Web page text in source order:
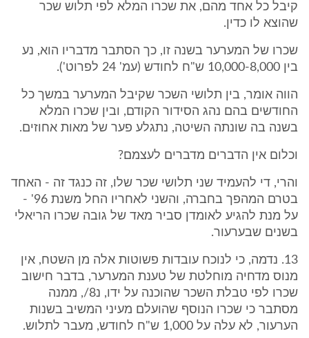
קיבל כל אחד מהם, את שכרו המלא לפי תלוש שכר
שהוצא לו כדין.
שכרו של המערער בשנה זו, כך הסתבר מדבריו הוא, נע
בין 10,000-8,000 ש"ח לחודש (עמ' 24 לפרוט').
הווה אומר, בין תלושי השכר שקיבל המערער במשך כל
החודשים בהם נהג הסידור הקודם, ובין שכרו המלא
בשנה בה שונתה השיטה, נתגלע פער של מאות אחוזים.
וכלום אין הדברים מדברים לעצמם?
והרי, די להעמיד שני תלושי שכר שלו, זה כנגד זה - האחד
בטרם המהפך בחברה, והשני לאחריו החל משנת 96' -
על מנת להגיע לאומדן סביר מאד של גובה שכרו הריאלי
בשנים שבערעור.
13. נדמה, כי לנוכח עובדות פשוטות אלה מן השטח, אין
מנוס מדחיה מוחלטת של טענת המערער, בדבר חישוב
שכרו לפי טבלת השכר שהוכנה על ידו, נ8/, ממנה
מסתבר כי שכרו הנוסף שהועלם מעיני המשיב בשנות
הערעור, לא עלה על 1,000 ש"ח לחודש, מעבר לתלוש.